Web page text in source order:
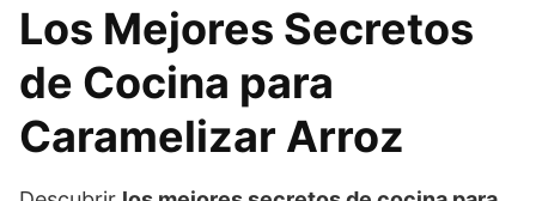
Los Mejores Secretos
de Cocina para
Caramelizar Arroz